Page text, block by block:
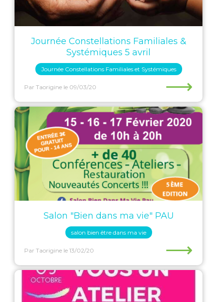
Journée Constellations Familiales &
Systémiques 5 avril
Journée Constellations Familiales et Systémiques
Par Taorigine le 09/03/20 ⟶
Salon "Bien dans ma vie" PAU
salon bien être dans ma vie
Par Taorigine le 13/02/20 ⟶